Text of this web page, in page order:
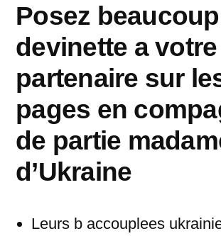
Posez
devinette a votre
partenaire sur
pages en
de partie
d’Ukraine
Leurs b accouplees